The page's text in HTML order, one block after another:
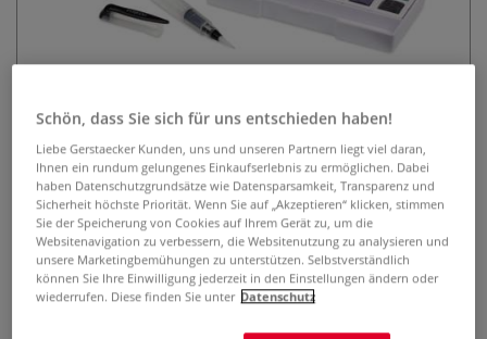
DERWENT METALLIC
WATERCOLOUR Paint Pan Set
0 Bewertungen
Schimmernde Metallic-Aquarellfarben mit intensiver
Leuchtkraft. Für helle und dunkle Untergründe geeignet.
Schön, dass Sie sich für uns entschieden haben!
Liebe Gerstaecker Kunden, uns und unseren Partnern liegt viel daran,
Ihnen ein rundum gelungenes Einkaufserlebnis zu ermöglichen. Dabei
haben Datenschutzgrundsätze wie Datensparsamkeit, Transparenz und
Sicherheit höchste Priorität. Wenn Sie auf „Akzeptieren“ klicken, stimmen
Sie der Speicherung von Cookies auf Ihrem Gerät zu, um die
Websitenavigation zu verbessern, die Websitenutzung zu analysieren und
unsere Marketingbemühungen zu unterstützen. Selbstverständlich
können Sie Ihre Einwilligung jederzeit in den Einstellungen ändern oder
wiederrufen. Diese finden Sie unter Datenschutz